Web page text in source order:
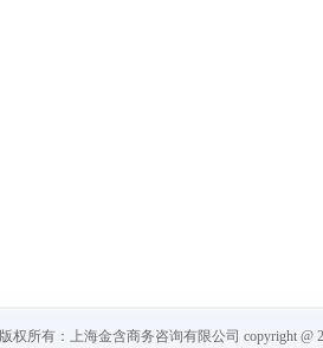
版权所有：上海金含商务咨询有限公司 copyright @